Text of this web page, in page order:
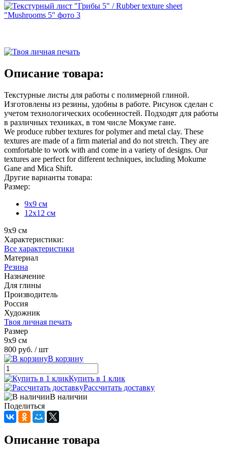
Описание товара:
Текстурные листы для работы с полимерной глиной.
Изготовлены из резины, удобны в работе. Рисунок сделан с
учетом технологических особенностей. Подходят для работы
в различных техниках, в том числе Мокуме гане.
We produce rubber textures for polymer and metal clay. These
textures are made of a firm material and do not stretch. They are
comfortable to work with and come in a variety of designs. Our
textures are perfect for different techniques, including Mokume
Gane and Mica Shift.
Другие варианты товара:
Размер:
9х9 см
12х12 см
9х9 см
Характеристики:
Все характеристики
Материал
Резина
Назначение
Для глины
Производитель
Россия
Художник
Твоя личная печать
Размер
9х9 см
800 руб. / шт
В корзину
Купить в 1 клик
Рассчитать доставку
В наличии
Поделиться
Описание товара